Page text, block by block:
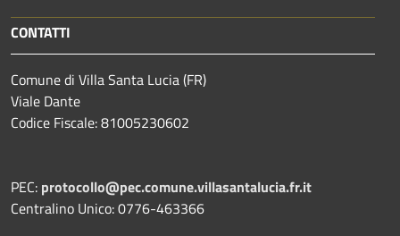
CONTATTI
Comune di Villa Santa Lucia (FR)
Viale Dante
Codice Fiscale: 81005230602
PEC: protocollo@pec.comune.villasantalucia.fr.it
Centralino Unico: 0776-463366